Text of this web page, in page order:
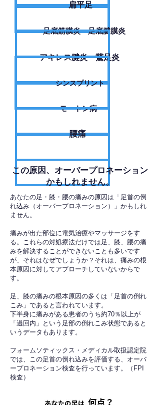
扁平足
足底筋膜炎・足底腱膜炎
アキレス腱炎・鵞足炎
シンスプリント
モートン病
腰痛
​この原因、オーバープロネーション
かもしれません。
あなたの足・膝・腰の痛みの原因は「足首の倒
れ込み（オーバープロネーション）」かもしれ
ません。
痛みが出た部位に電気治療やマッサージをす
る。これらの対処療法だけでは足、膝、腰の痛
みを解決することができないことも多いです
が、それはなぜでしょうか？それは、痛みの根
本原因に対してアプローチしていないからで
す。
足、膝の痛みの根本原因の多くは「足首の倒れ
こみ」であると言われています。
下半身に痛みがある患者のうち約70％以上が
「過回内」という足部の倒れこみ状態であると
いうデータもあります。
フォームソティックス・メディカル取扱認定院
では、この足首の倒れ込みを評価する、オーバ
ープロネーション検査を行っています。（FPI
検査）​